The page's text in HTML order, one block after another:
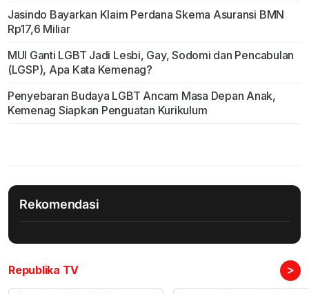
Jasindo Bayarkan Klaim Perdana Skema Asuransi BMN
Rp17,6 Miliar
MUI Ganti LGBT Jadi Lesbi, Gay, Sodomi dan Pencabulan
(LGSP), Apa Kata Kemenag?
Penyebaran Budaya LGBT Ancam Masa Depan Anak,
Kemenag Siapkan Penguatan Kurikulum
Rekomendasi
Republika TV >